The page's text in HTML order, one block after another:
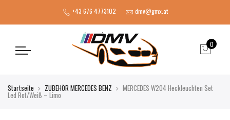
+43 676 4773102 dmv@gmx.at
0
Startseite ZUBEHÖR MERCEDES BENZ MERCEDES W204 Heckleuchten Set
Led Rot/Weiß – Limo